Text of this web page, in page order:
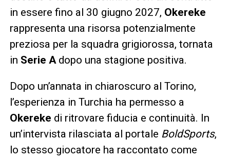
in essere fino al 30 giugno 2027, Okereke
rappresenta una risorsa potenzialmente
preziosa per la squadra grigiorossa, tornata
in Serie A dopo una stagione positiva.
Dopo un’annata in chiaroscuro al Torino,
l’esperienza in Turchia ha permesso a
Okereke di ritrovare fiducia e continuità. In
un’intervista rilasciata al portale BoldSports,
lo stesso giocatore ha raccontato come